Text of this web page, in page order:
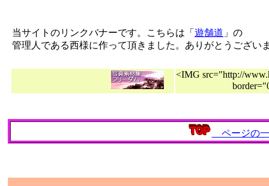
当サイトのリンクバナーです。こちらは「 遊舗道 」の
管理人である西様に作って頂きました。ありがとうござい
<IMG src="http://
ページの